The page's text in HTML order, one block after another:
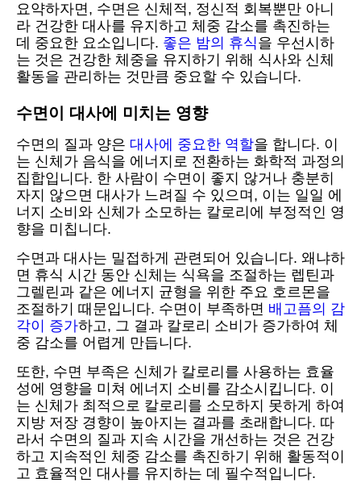
요약하자면, 수면은 신체적, 정신적 회복뿐만 아니
라 건강한 대사를 유지하고 체중 감소를 촉진하는
데 중요한 요소입니다. 좋은 밤의 휴식을 우선시하
는 것은 건강한 체중을 유지하기 위해 식사와 신체
활동을 관리하는 것만큼 중요할 수 있습니다.
수면이 대사에 미치는 영향
수면의 질과 양은 대사에 중요한 역할을 합니다. 이
는 신체가 음식을 에너지로 전환하는 화학적 과정의
집합입니다. 한 사람이 수면이 좋지 않거나 충분히
자지 않으면 대사가 느려질 수 있으며, 이는 일일 에
너지 소비와 신체가 소모하는 칼로리에 부정적인 영
향을 미칩니다.
수면과 대사는 밀접하게 관련되어 있습니다. 왜냐하
면 휴식 시간 동안 신체는 식욕을 조절하는 렙틴과
그렐린과 같은 에너지 균형을 위한 주요 호르몬을
조절하기 때문입니다. 수면이 부족하면 배고픔의 감
각이 증가하고, 그 결과 칼로리 소비가 증가하여 체
중 감소를 어렵게 만듭니다.
또한, 수면 부족은 신체가 칼로리를 사용하는 효율
성에 영향을 미쳐 에너지 소비를 감소시킵니다. 이
는 신체가 최적으로 칼로리를 소모하지 못하게 하여
지방 저장 경향이 높아지는 결과를 초래합니다. 따
라서 수면의 질과 지속 시간을 개선하는 것은 건강
하고 지속적인 체중 감소를 촉진하기 위해 활동적이
고 효율적인 대사를 유지하는 데 필수적입니다.